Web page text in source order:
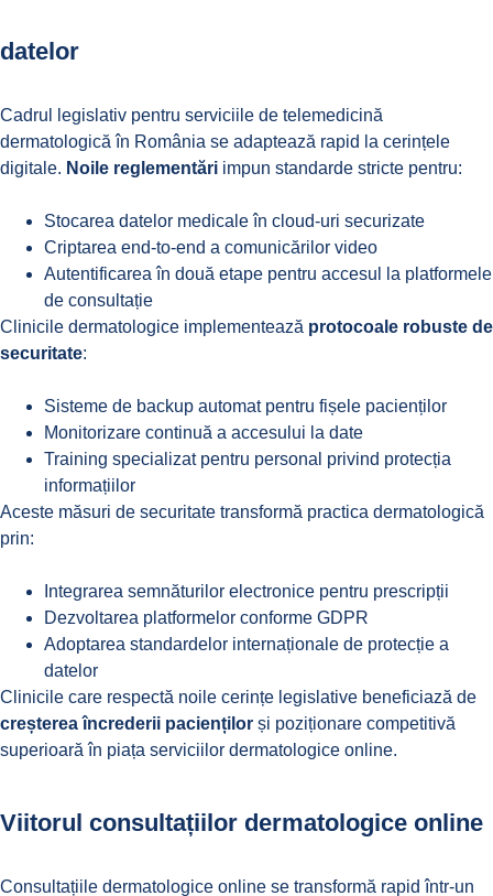
datelor
Cadrul legislativ pentru serviciile de telemedicină
dermatologică în România se adaptează rapid la cerințele
digitale. Noile reglementări impun standarde stricte pentru:
Stocarea datelor medicale în cloud-uri securizate
Criptarea end-to-end a comunicărilor video
Autentificarea în două etape pentru accesul la platformele
de consultație
Clinicile dermatologice implementează protocoale robuste de
securitate:
Sisteme de backup automat pentru fișele pacienților
Monitorizare continuă a accesului la date
Training specializat pentru personal privind protecția
informațiilor
Aceste măsuri de securitate transformă practica dermatologică
prin:
Integrarea semnăturilor electronice pentru prescripții
Dezvoltarea platformelor conforme GDPR
Adoptarea standardelor internaționale de protecție a
datelor
Clinicile care respectă noile cerințe legislative beneficiază de
creșterea încrederii pacienților și poziționare competitivă
superioară în piața serviciilor dermatologice online.
Viitorul consultațiilor dermatologice online
Consultațiile dermatologice online se transformă rapid într-un